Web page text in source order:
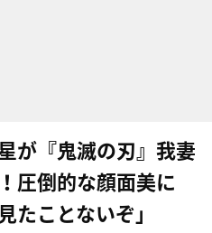
が『鬼滅の刃』我妻
圧倒的な顔面美に
たことないぞ」